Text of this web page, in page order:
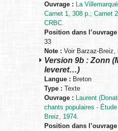
Ouvrage : La
Carnet 1, 308 p.; Carnet
CRBC.
Position dans l’ouvrage
33
Note : Voir Barzaz-Breiz,
Version 9b : Zonn
leveret…)
Langue : Breton
Type : Texte
Ouvrage : Laurent
chants populaires -
Breiz, 1974.
Position dans l’ouvrage